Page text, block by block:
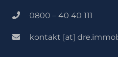
0800 – 40 40 111
kontakt [at]